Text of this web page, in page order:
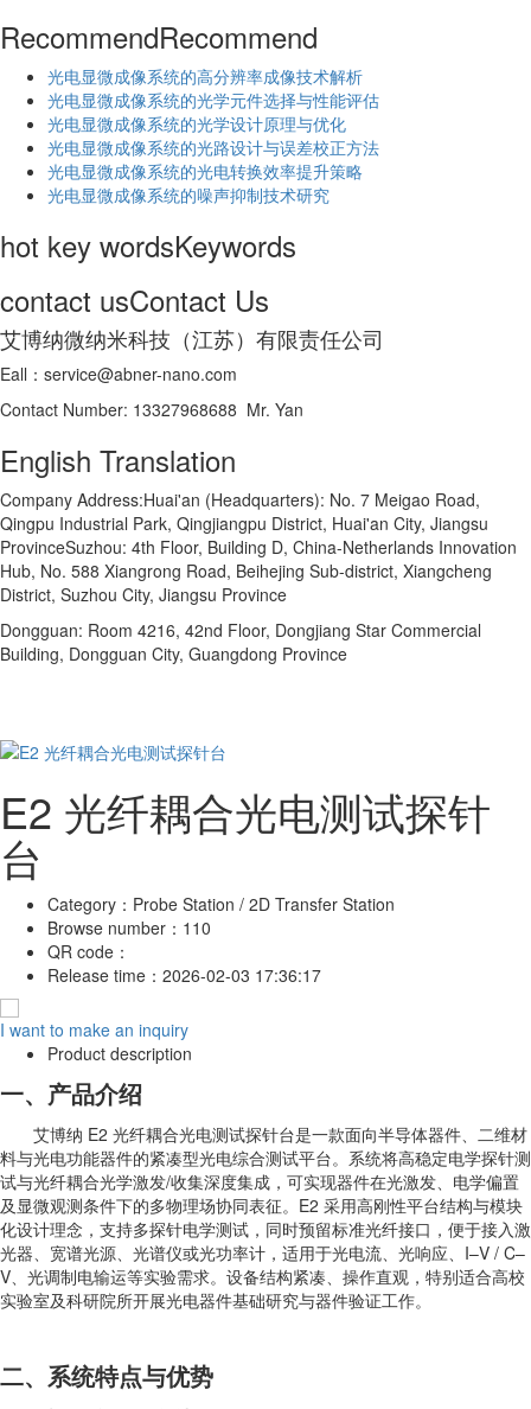
RecommendRecommend
光电显微成像系统的高分辨率成像技术解析
​光电显微成像系统的光学元件选择与性能评估
光电显微成像系统的光学设计原理与优化
光电显微成像系统的光路设计与误差校正方法
光电显微成像系统的光电转换效率提升策略
光电显微成像系统的噪声抑制技术研究
hot key wordsKeywords
contact usContact Us
艾博纳微纳米科技（江苏）有限责任公司
Eall：service@abner-nano.com
Contact Number: 13327968688 Mr. Yan
English Translation
Company Address:Huai'an (Headquarters): No. 7 Meigao Road,
Qingpu Industrial Park, Qingjiangpu District, Huai'an City, Jiangsu
ProvinceSuzhou: 4th Floor, Building D, China-Netherlands Innovation
Hub, No. 588 Xiangrong Road, Beihejing Sub-district, Xiangcheng
District, Suzhou City, Jiangsu Province
Dongguan: Room 4216, 42nd Floor, Dongjiang Star Commercial
Building, Dongguan City, Guangdong Province
E2 光纤耦合光电测试探针
台
Category： Probe Station / 2D Transfer Station
Browse number： 110
QR code：
Release time： 2026-02-03 17:36:17
I want to make an inquiry
Product description
一、产品介绍
艾博纳 E2 光纤耦合光电测试探针台是一款面向半导体器件、二维材
料与光电功能器件的紧凑型光电综合测试平台。系统将高稳定电学探针测
试与光纤耦合光学激发/收集深度集成，可实现器件在光激发、电学偏置
及显微观测条件下的多物理场协同表征。E2 采用高刚性平台结构与模块
化设计理念，支持多探针电学测试，同时预留标准光纤接口，便于接入激
光器、宽谱光源、光谱仪或光功率计，适用于光电流、光响应、I–V / C–
V、光调制电输运等实验需求。设备结构紧凑、操作直观，特别适合高校
实验室及科研院所开展光电器件基础研究与器件验证工作。
二、系统特点与优势